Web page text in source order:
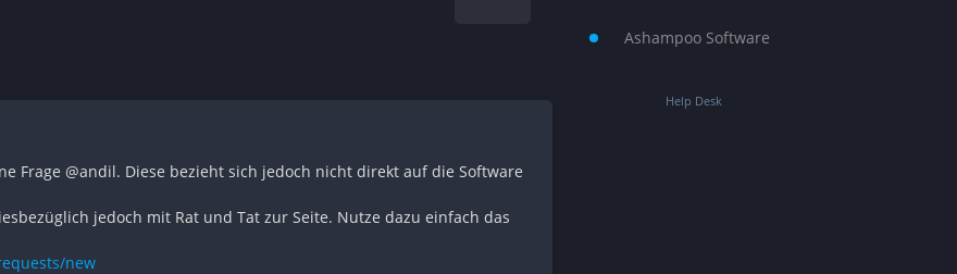
Frage @andil. Diese bezieht sich jedoch nicht direkt auf die Software
jedoch mit Rat und Tat zur Seite. Nutze dazu einfach das
new
Ashampoo Software
Help Desk